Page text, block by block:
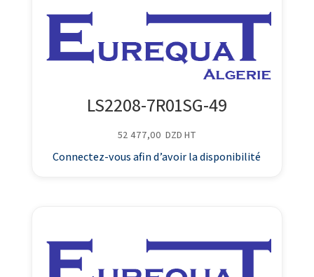
LS2208-7R01SG-49
52 477,00 DZD HT
Connectez-vous afin d’avoir la disponibilité